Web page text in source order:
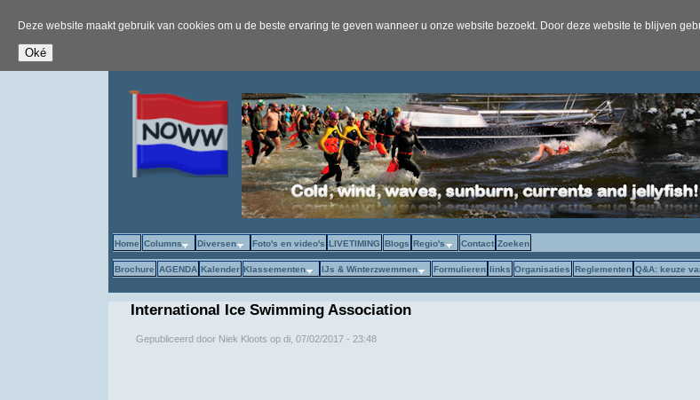
Deze website maakt gebruik van cookies om u de beste ervaring te geven wanneer u onze website bezoekt. Door deze website te blijven
Home Columns Diversen Foto's en video's LIVETIMING Blogs Regio's Contact Zoeken
Brochure AGENDA Kalender Klassementen IJs & Winterzwemmen Formulieren links Organisaties Reglementen Q&A: keuze
International Ice Swimming Association
Gepubliceerd door Niek Kloots op di, 07/02/2017 - 23:48